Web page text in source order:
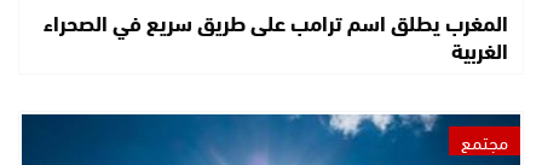
المغرب يطلق اسم ترامب على طريق سريع في الصحراء
الغربية
مجتمع